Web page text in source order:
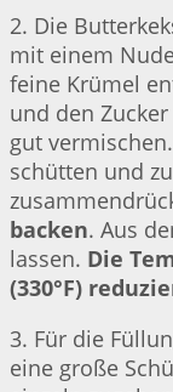
2. Die
mit einem
feine Krümel
und den
gut
schütten und
backen. Aus
lassen. Die
(330°F)
3. Für die
eine große